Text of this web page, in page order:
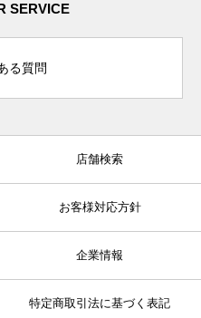
SERVICE
る質問
店舗検索
お客様対応方針
企業情報
特定商取引法に基づく表記